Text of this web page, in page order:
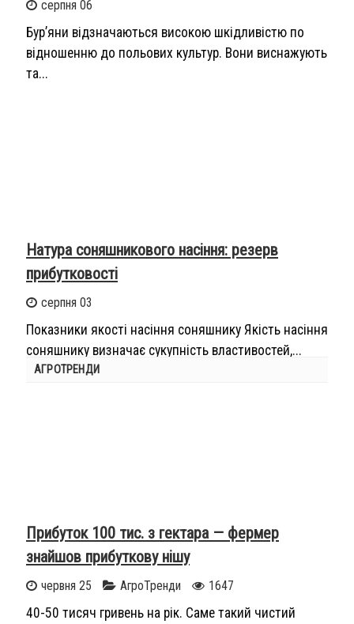
серпня 06
Бур’яни відзначаються високою шкідливістю по
відношенню до польових культур. Вони виснажують
та...
Натура соняшникового насіння: резерв
прибутковості
серпня 03
Показники якості насіння соняшнику Якість насіння
соняшнику визначає сукупність властивостей,...
АГРОТРЕНДИ
Прибуток 100 тис. з гектара — фермер
знайшов прибуткову нішу
червня 25 АгроТренди 1647
40-50 тисяч гривень на рік. Саме такий чистий